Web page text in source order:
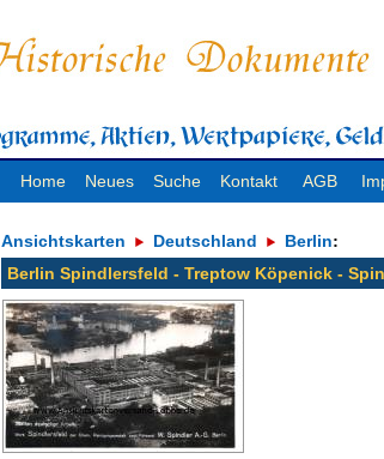
Home Neues Suche Kontakt AGB
Ansichtskarten Deutschland Berlin:
Berlin Spindlersfeld - Treptow Köpenick -